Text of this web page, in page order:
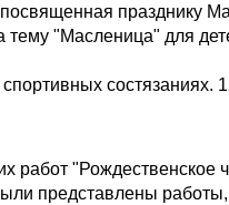
празднику
тему "Масленица" для
состязаниях.
работ "Рождественское
представлены